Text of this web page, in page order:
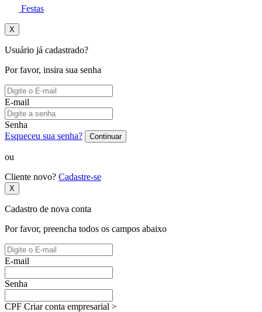
Festas
X
Usuário já cadastrado?
Por favor, insira sua senha
E-mail
Senha
Esqueceu sua senha?
Continuar
ou
Cliente novo? Cadastre-se
X
Cadastro de nova conta
Por favor, preencha todos os campos abaixo
E-mail
Senha
CPF Criar conta empresarial >